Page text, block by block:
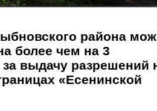
района
более чем на 3
выдачу разрешений
«Есенинской